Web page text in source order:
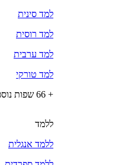
למד סינית
למד רוסית
למד ערבית
למד טורקי
+ 66 שפות נוספות
ללמד
ללמד אנגלית